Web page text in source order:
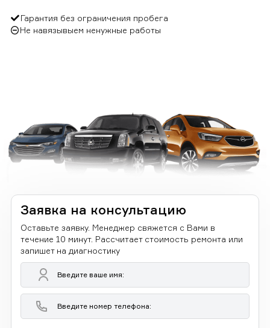
Гарантия без ограничения пробега
Не навязывыем ненужные работы
Заявка на консультацию
Оставьте заявку. Менеджер свяжется с Вами в
течение 10 минут. Рассчитает стоимость ремонта или
запишет на диагностику